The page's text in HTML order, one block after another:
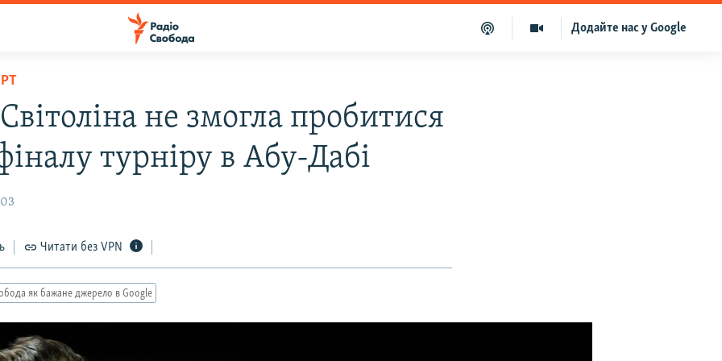
Додайте нас у Google
не змогла пробитися
турніру в Абу-Дабі
Читати без VPN
як бажане джерело в Google